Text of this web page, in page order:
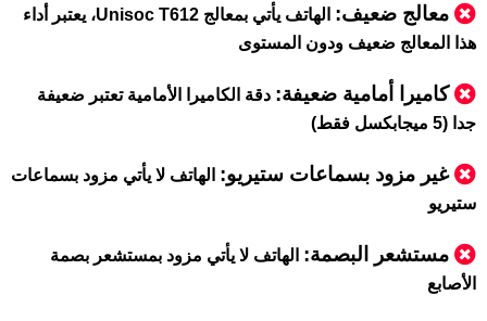
معالج ضعيف:
الهاتف يأتي بمعالج Unisoc T612، يعتبر أداء
هذا المعالج ضعيف ودون المستوى
كاميرا أمامية ضعيفة: دقة الكاميرا الأمامية تعتبر ضعيفة
جدا (5 ميجابكسل فقط)
غير مزود بسماعات ستيريو: الهاتف لا يأتي مزود بسماعات
ستيريو
مستشعر البصمة: الهاتف لا يأتي مزود بمستشعر بصمة
الأصابع